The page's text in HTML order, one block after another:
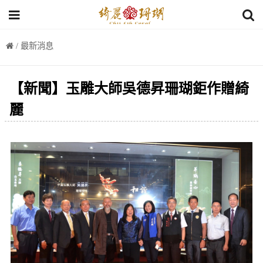
/ 最新消息
【新聞】玉雕大師吳德昇珊瑚鉅作贈綺
麗